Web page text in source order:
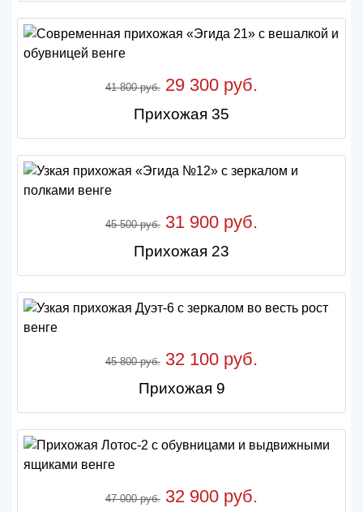
41 800 руб. 29 300 руб.
Прихожая 35
45 500 руб. 31 900 руб.
Прихожая 23
45 800 руб. 32 100 руб.
Прихожая 9
47 000 руб. 32 900 руб.